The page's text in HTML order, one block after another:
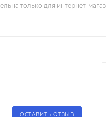
только для интернет-
ОСТАВИТЬ ОТЗЫВ